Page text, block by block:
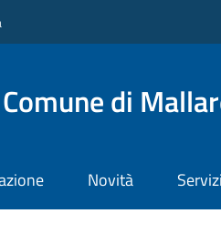
Comune di
Novità Servizi